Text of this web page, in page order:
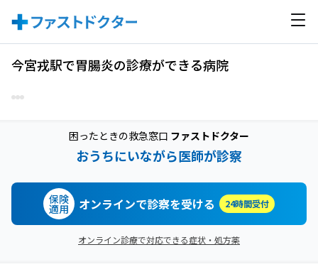
今宮戎駅で胃腸炎の診療ができる病院
困ったときの救急窓口 ファストドクター
おうちにいながら医師が診察
保険
適用 オンラインで診察を受ける 24時間受付
オンライン診療で対応できる症状・処方薬